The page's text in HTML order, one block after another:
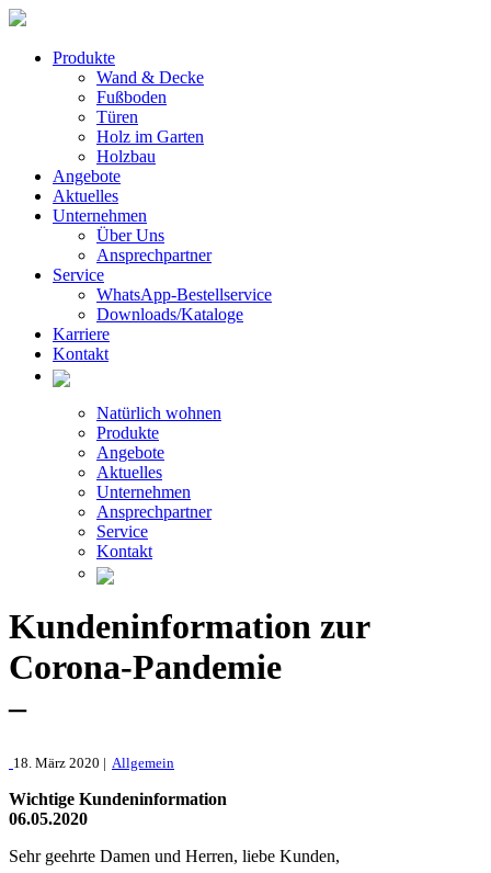
Produkte
Wand & Decke
Fußboden
Türen
Holz im Garten
Holzbau
Angebote
Aktuelles
Unternehmen
Über Uns
Ansprechpartner
Service
WhatsApp-Bestellservice
Downloads/Kataloge
Karriere
Kontakt
Natürlich wohnen
Produkte
Angebote
Aktuelles
Unternehmen
Ansprechpartner
Service
Kontakt
Kundeninformation zur
Corona-Pandemie
–
18. März 2020 | Allgemein
Wichtige Kundeninformation
06.05.2020
Sehr geehrte Damen und Herren, liebe Kunden,